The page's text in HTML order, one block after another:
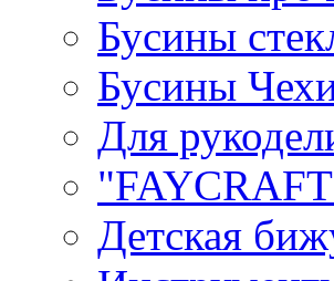
Бусины
Бусины
Для
Детская